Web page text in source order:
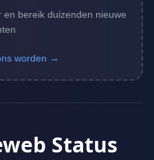
bereik duizenden nieuwe
worden →
Status